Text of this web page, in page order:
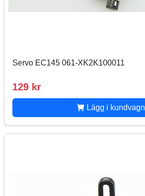
Servo EC145 061-XK2K100011
129 kr
Lägg i kundvagn